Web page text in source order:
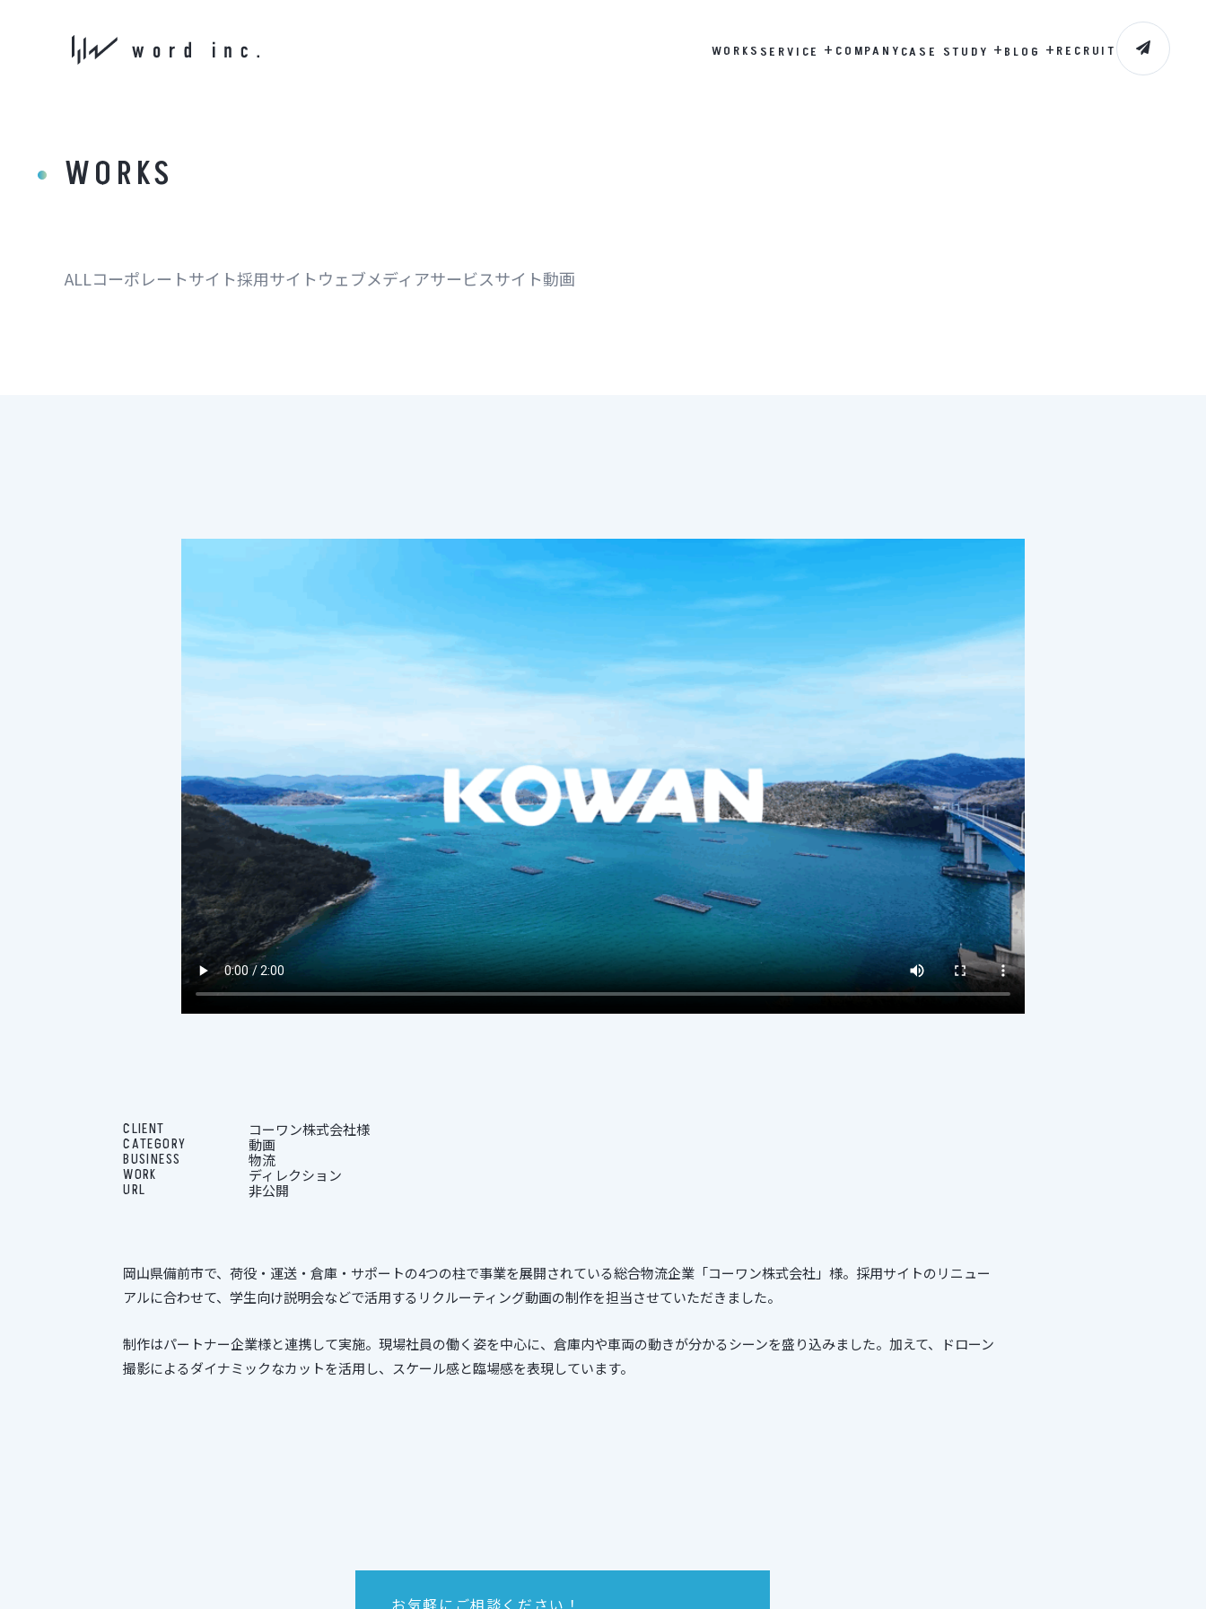
WORKS SERVICE + COMPANY CASE STUDY + BLOG + RECRUIT
WORKS
ALLコーポレートサイト採用サイトウェブメディアサービスサイト動画
CLIENT
コーワン株式会社様
CATEGORY
動画
BUSINESS
物流
WORK
ディレクション
URL
非公開
岡山県備前市で、荷役・運送・倉庫・サポートの4つの柱で事業を展開されている総合物流企業「コーワン株式会社」様。採用サイトのリニュー
アルに合わせて、学生向け説明会などで活用するリクルーティング動画の制作を担当させていただきました。
制作はパートナー企業様と連携して実施。現場社員の働く姿を中心に、倉庫内や車両の動きが分かるシーンを盛り込みました。加えて、ドローン
撮影によるダイナミックなカットを活用し、スケール感と臨場感を表現しています。